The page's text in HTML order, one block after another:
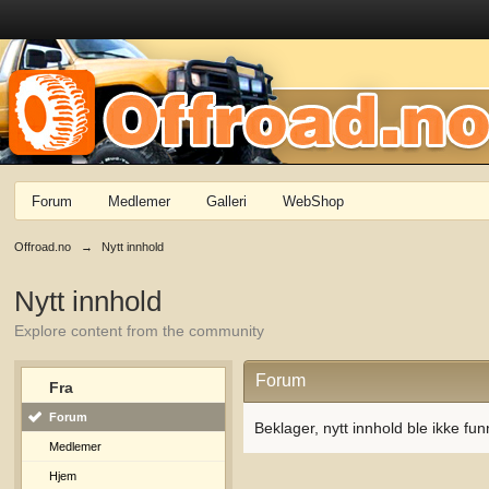
Forum Medlemer Galleri WebShop
Offroad.no → Nytt innhold
Nytt innhold
Explore content from the community
Fra
Forum
Medlemer
Hjem
Forum
Beklager, nytt innhold ble ikke